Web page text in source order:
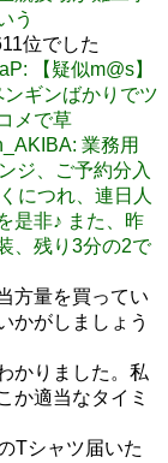
う
位でした
【疑似m@s】
ギンばかりでツ
メで草
業務用
ジ、ご予約分入
につれ、連日人
是非♪ また、昨
、残り3分の2で
方量を買ってい
かがしましょう
かりました。私
か適当なタイミ
Tシャツ届いた